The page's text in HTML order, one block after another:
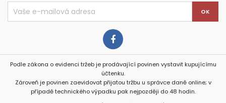
Podle zákona o evidenci tržeb je prodávající povinen vystavit kupujícímu
účtenku.
Zároveň je povinen zaevidovat přijatou tržbu u správce daně online; v
případě technického výpadku pak nejpozději do 48 hodin.